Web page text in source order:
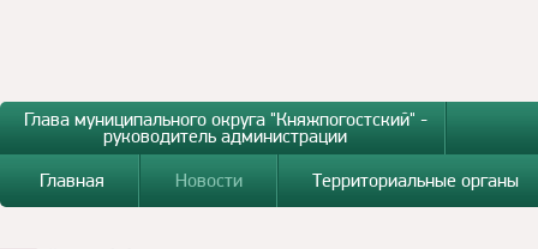
Глава муниципального округа "Княжпогостский" -
руководитель администрации
Главная
Новости Территориальные органы